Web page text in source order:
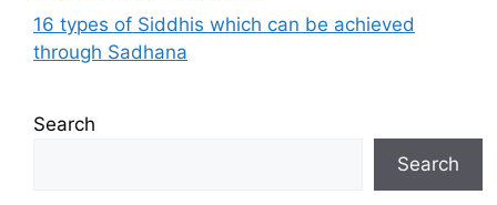
16 types of Siddhis which can be achieved
through Sadhana
Search
Search